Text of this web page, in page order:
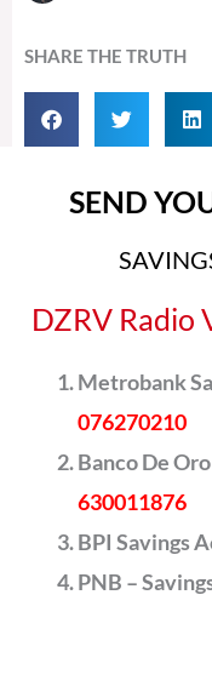
SHARE THE TRUTH
SEND
DZRV Radio
Metrobank
076270210
Banco De
630011876
BPI Savings
PNB –